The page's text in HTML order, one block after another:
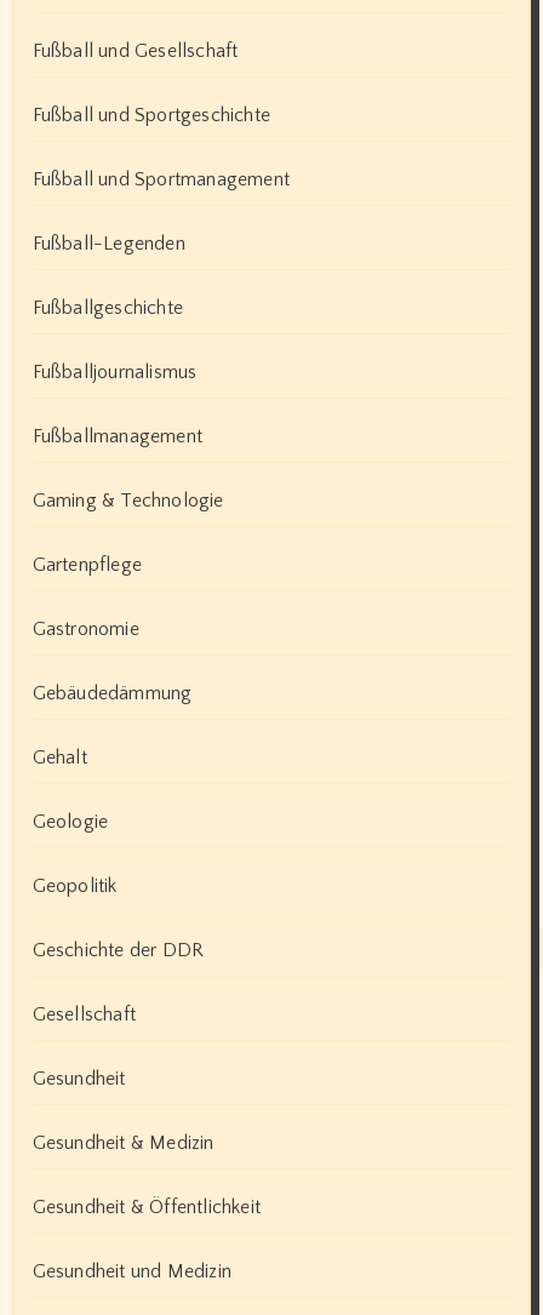
Fußball und Gesellschaft
Fußball und Sportgeschichte
Fußball und Sportmanagement
Fußball-Legenden
Fußballgeschichte
Fußballjournalismus
Fußballmanagement
Gaming & Technologie
Gartenpflege
Gastronomie
Gebäudedämmung
Gehalt
Geologie
Geopolitik
Geschichte der DDR
Gesellschaft
Gesundheit
Gesundheit & Medizin
Gesundheit & Öffentlichkeit
Gesundheit und Medizin